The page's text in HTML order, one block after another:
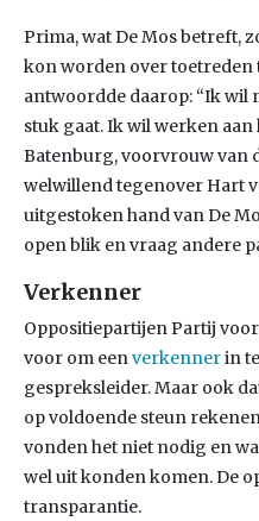
Prima, wat De Mos betreft,
kon worden over toetreden
antwoordde daarop: “Ik wil
stuk gaat. Ik wil werken aan
Batenburg, voorvrouw van
welwillend tegenover Hart
uitgestoken hand van De
open blik en vraag andere
Verkenner
Oppositiepartijen Partij
voor om eenverkennerin
gespreksleider. Maar ook
op voldoende steun
vonden het niet nodig en
wel uit konden komen. De
transparantie.